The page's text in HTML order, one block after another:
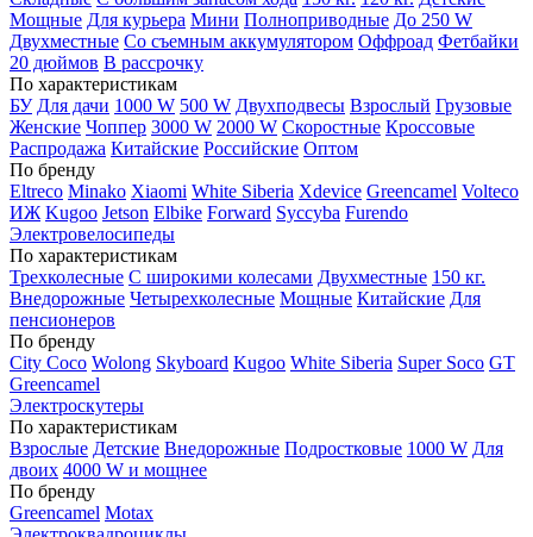
Мощные Для курьера Мини Полноприводные До 250 W
Двухместные Со съемным аккумулятором Оффроад Фетбайки
20 дюймов В рассрочку
По характеристикам
БУ Для дачи 1000 W 500 W Двухподвесы Взрослый Грузовые
Женские Чоппер 3000 W 2000 W Скоростные Кроссовые
Распродажа Китайские Российские Оптом
По бренду
Eltreco Minako Xiaomi White Siberia Xdevice Greencamel Volteco
ИЖ Kugoo Jetson Elbike Forward Syccyba Furendo
Электровелосипеды
По характеристикам
Трехколесные С широкими колесами Двухместные 150 кг.
Внедорожные Четырехколесные Мощные Китайские Для
пенсионеров
По бренду
City Coco Wolong Skyboard Kugoo White Siberia Super Soco GT
Greencamel
Электроскутеры
По характеристикам
Взрослые Детские Внедорожные Подростковые 1000 W Для
двоих 4000 W и мощнее
По бренду
Greencamel Motax